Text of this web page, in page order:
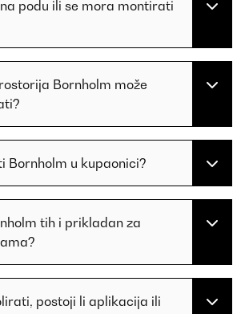
podu ili se mora montirati
Bornholm može
Bornholm u kupaonici?
tih i prikladan za
postoji li aplikacija ili